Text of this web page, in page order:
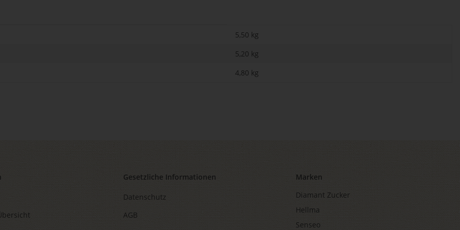
5,50 kg
5,20 kg
4,80 kg
Gesetzliche Informationen
Datenschutz
AGB
Marken
Diamant Zucker
Hellma
Senseo